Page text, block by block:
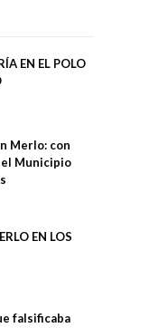
EN EL POLO
Merlo: con
el Municipio
EN LOS
falsificaba